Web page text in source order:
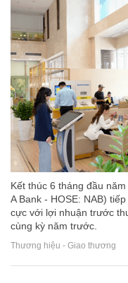
Kết thúc 6 tháng đầu
A Bank - HOSE: NAB)
cực với lợi nhuận trước
cùng kỳ năm trước.
Thương hiệu - Giao thương